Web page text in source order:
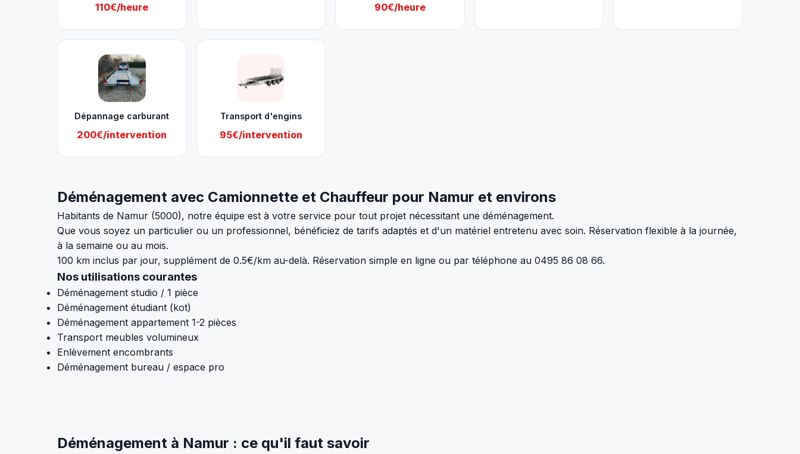
110€/heure 90€/heure
Dépannage carburant
200€/intervention
Transport d'engins
95€/intervention
Déménagement avec Camionnette et Chauffeur pour Namur et environs
Habitants de Namur (5000), notre équipe est à votre service pour tout projet nécessitant une déménagement.
Que vous soyez un particulier ou un professionnel, bénéficiez de tarifs adaptés et d'un matériel entretenu avec soin. Réservation flexible à la journée,
à la semaine ou au mois.
100 km inclus par jour, supplément de 0.5€/km au-delà. Réservation simple en ligne ou par téléphone au 0495 86 08 66.
Nos utilisations courantes
Déménagement studio / 1 pièce
Déménagement étudiant (kot)
Déménagement appartement 1-2 pièces
Transport meubles volumineux
Enlèvement encombrants
Déménagement bureau / espace pro
Déménagement à Namur : ce qu'il faut savoir